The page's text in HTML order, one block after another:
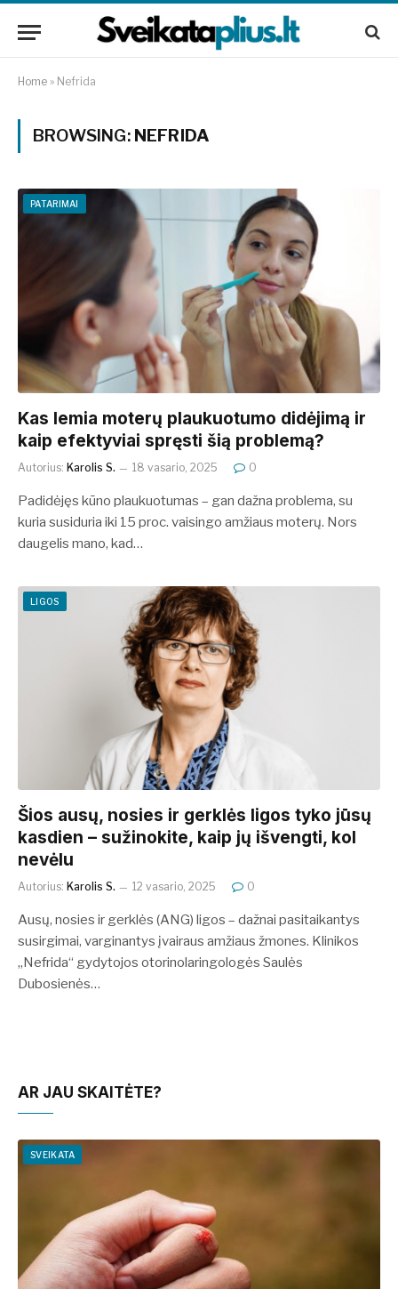
Home » Nefrida
BROWSING: NEFRIDA
PATARIMAI
Kas lemia moterų plaukuotumo didėjimą ir
kaip efektyviai spręsti šią problemą?
Autorius: Karolis S. 18 vasario, 2025 0
Padidėjęs kūno plaukuotumas – gan dažna problema, su
kuria susiduria iki 15 proc. vaisingo amžiaus moterų. Nors
daugelis mano, kad…
LIGOS
Šios ausų, nosies ir gerklės ligos tyko jūsų
kasdien – sužinokite, kaip jų išvengti, kol
nevėlu
Autorius: Karolis S. 12 vasario, 2025 0
Ausų, nosies ir gerklės (ANG) ligos – dažnai pasitaikantys
susirgimai, varginantys įvairaus amžiaus žmones. Klinikos
„Nefrida“ gydytojos otorinolaringologės Saulės
Dubosienės…
AR JAU SKAITĖTE?
SVEIKATA